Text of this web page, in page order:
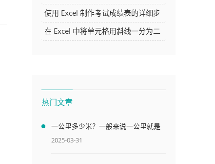
使用 Excel 制作考试成绩表的详细步
骤及技巧
在 Excel 中将单元格用斜线一分为二
热门文章
一公里多少米？一般来说一公里就是
1000米
2025-03-31